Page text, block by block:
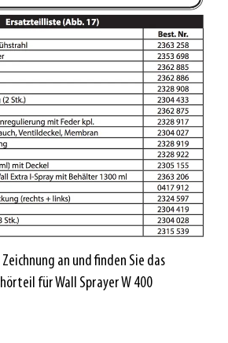
Zeichnung an und finden Sie das
für Wall Sprayer W 400